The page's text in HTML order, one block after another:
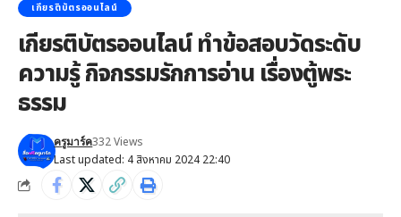
เกียรติบัตรออนไลน์
เกียรติบัตรออนไลน์ ทำข้อสอบวัดระดับ
ความรู้ กิจกรรมรักการอ่าน เรื่องตู้พระ
ธรรม
Last updated: 4 สิงหาคม 2024 22:40
ครูมาร์ค332 Views